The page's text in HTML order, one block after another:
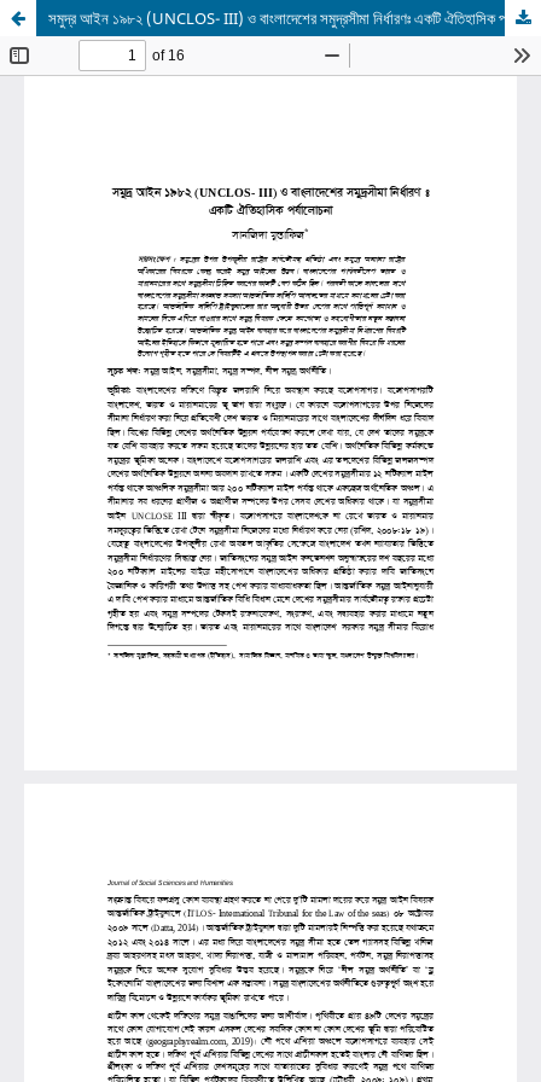
সমুদ্র আইন ১৯৮২ (UNCLOS- III) ও বাংলাদেশের সমুদ্রসীমা নির্ধারণঃ একটি ঐতিহাসিক পর্যালোচনা